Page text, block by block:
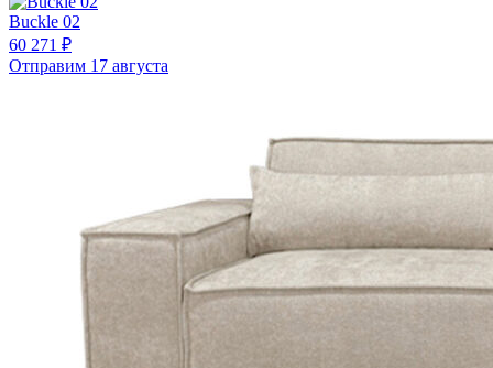
Buckle 02
60 271 ₽
Отправим 17 августа